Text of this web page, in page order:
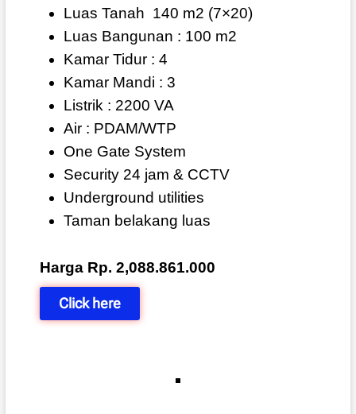
Luas Tanah 140 m2 (7×20)
Luas Bangunan : 100 m2
Kamar Tidur : 4
Kamar Mandi : 3
Listrik : 2200 VA
Air : PDAM/WTP
One Gate System
Security 24 jam & CCTV
Underground utilities
Taman belakang luas
Harga Rp. 2,088.861.000
Click here